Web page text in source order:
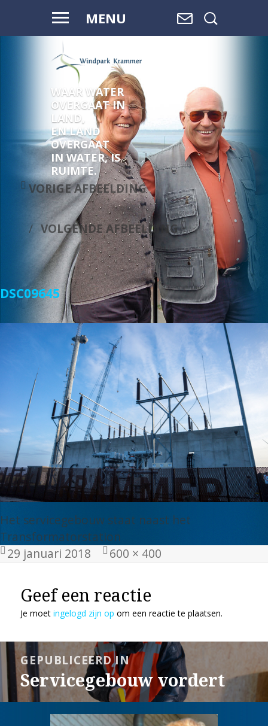
MENU
WAAR WATER
OVERGAAT IN
LAND,
EN LAND
OVERGAAT
IN WATER, IS
RUIMTE.
VORIGE AFBEELDING
VOLGENDE AFBEELDING
DSC09645
Het servicegebouw staat naast het
Transformatorstation
Geplaatst
29 januari 2018
Volledige
600 × 400
Geef een reactie
Je moetingelogd zijn op om een reactie te plaatsen.
Bericht
navigatieGEPUBLICEERD IN
Servicegebouw vordert